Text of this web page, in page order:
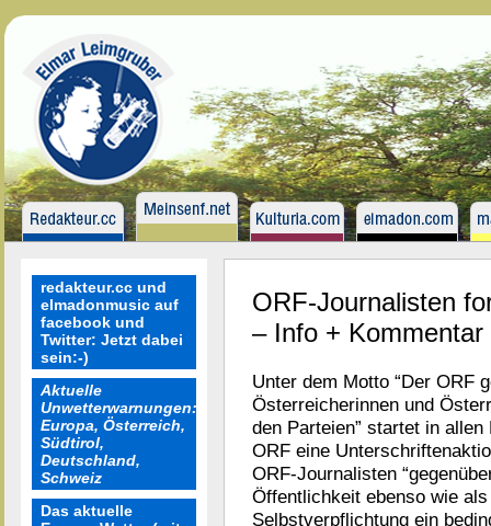
redakteur.cc und
elmadonmusic auf
facebook und
Twitter: Jetzt dabei
sein:-)
Aktuelle
Unwetterwarnungen:
Europa, Österreich,
Südtirol,
Deutschland,
Schweiz
Das aktuelle
ORF-Journalisten
– Info + Kommentar
Unter dem Motto “Der ORF
Österreicherinnen und
den Parteien” startet in allen
ORF eine
ORF-Journalisten
Öffentlichkeit ebenso wie als
Selbstverpflichtung ein